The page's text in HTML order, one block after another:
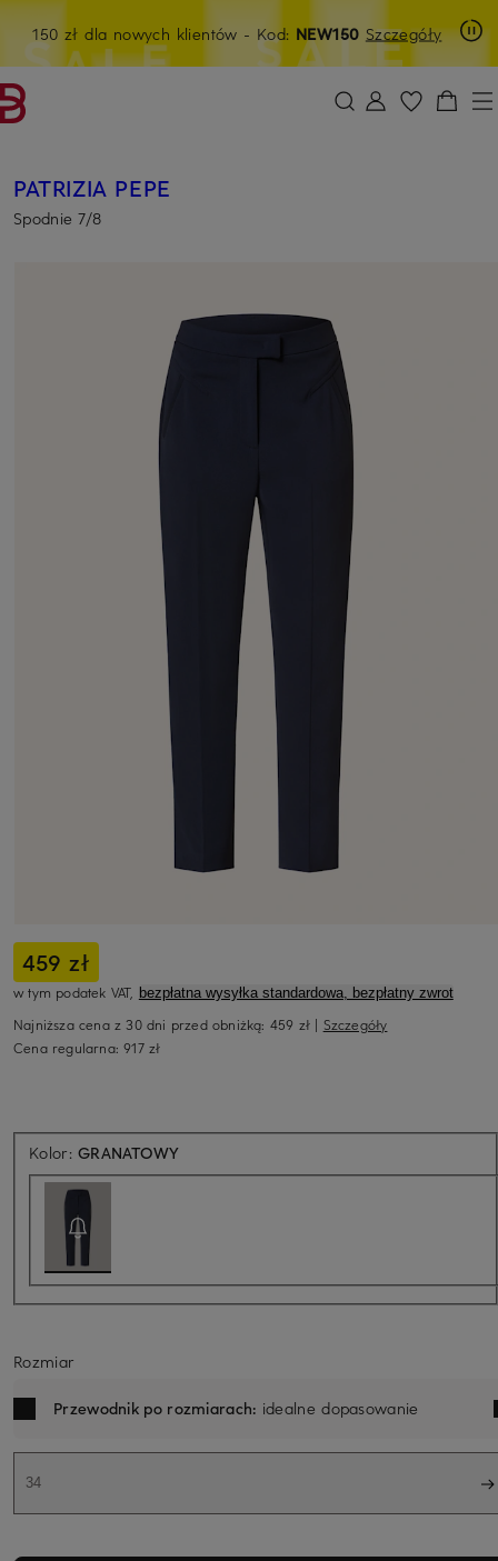
PRZEJDŹ DO GŁÓWNEJ TREŚCI PRZEJDŹ DO WYSZUKIWANIA
150 zł dla nowych klientów - Kod: NEW150 Szczegóły
PATRIZIA PEPE
Spodnie 7/8
459 zł
w tym podatek VAT, bezpłatna wysyłka standardowa, bezpłatny zwrot
Najniższa cena z 30 dni przed obniżką: 459 zł | Szczegóły
Cena regularna:917 zł
Kolor:GRANATOWYAktualnie niedostępne
Rozmiar
Przewodnik po rozmiarach: idealne dopasowanie
34